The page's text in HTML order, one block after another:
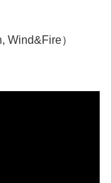
Wind&Fire）